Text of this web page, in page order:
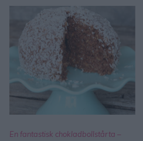
En fantastisk chokladbollstårta –